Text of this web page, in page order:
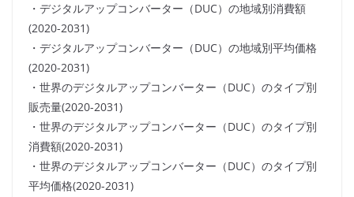
・デジタルアップコンバーター（DUC）の地域別消費額
(2020-2031)
・デジタルアップコンバーター（DUC）の地域別平均価格
(2020-2031)
・世界のデジタルアップコンバーター（DUC）のタイプ別
販売量(2020-2031)
・世界のデジタルアップコンバーター（DUC）のタイプ別
消費額(2020-2031)
・世界のデジタルアップコンバーター（DUC）のタイプ別
平均価格(2020-2031)